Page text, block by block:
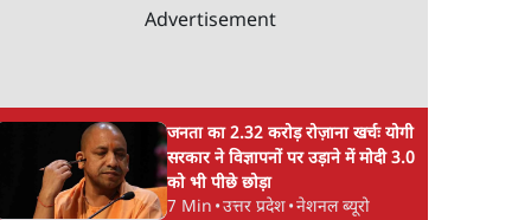
Advertisement
जनता का 2.32 करोड़ रोज़ाना खर्चः योगी
सरकार ने विज्ञापनों पर उड़ाने में मोदी 3.0
को भी पीछे छोड़ा
7 Min •उत्तर प्रदेश•नेशनल ब्यूरो